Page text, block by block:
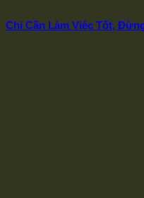
Chỉ Cần Làm Việc Tốt,